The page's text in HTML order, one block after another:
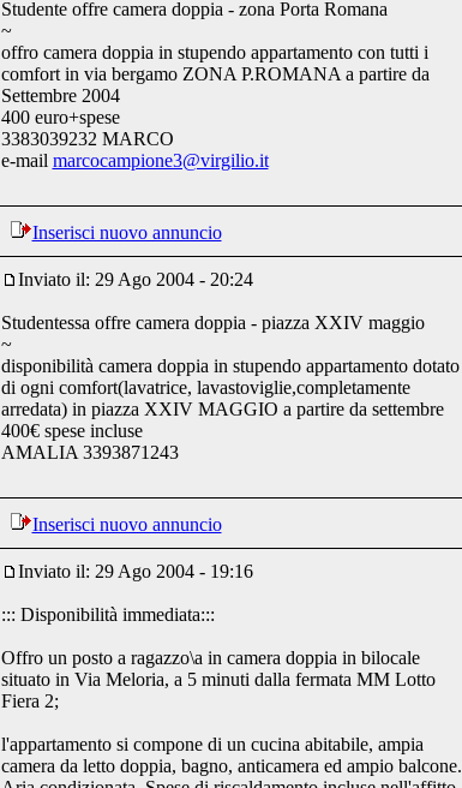
Studente offre camera doppia - zona Porta Romana
~
offro camera doppia in stupendo appartamento con tutti i
comfort in via bergamo ZONA P.ROMANA a partire da
Settembre 2004
400 euro+spese
3383039232 MARCO
e-mail marcocampione3@virgilio.it
Inserisci nuovo annuncio
Inviato il: 29 Ago 2004 - 20:24
Studentessa offre camera doppia - piazza XXIV maggio
~
disponibilità camera doppia in stupendo appartamento dotato
di ogni comfort(lavatrice, lavastoviglie,completamente
arredata) in piazza XXIV MAGGIO a partire da settembre
400€ spese incluse
AMALIA 3393871243
Inserisci nuovo annuncio
Inviato il: 29 Ago 2004 - 19:16
::: Disponibilità immediata:::
Offro un posto a ragazzo\a in camera doppia in bilocale
situato in Via Meloria, a 5 minuti dalla fermata MM Lotto
Fiera 2;
l'appartamento si compone di un cucina abitabile, ampia
camera da letto doppia, bagno, anticamera ed ampio balcone.